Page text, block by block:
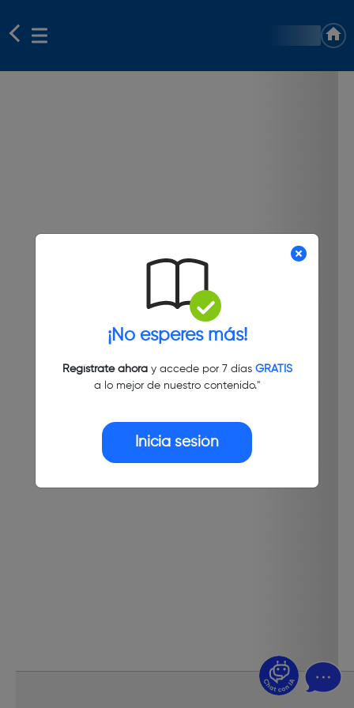
¡No esperes más!
Regístrate ahoray accede por 7 días GRATIS
a lo mejor de nuestro contenido."
Inicia sesión